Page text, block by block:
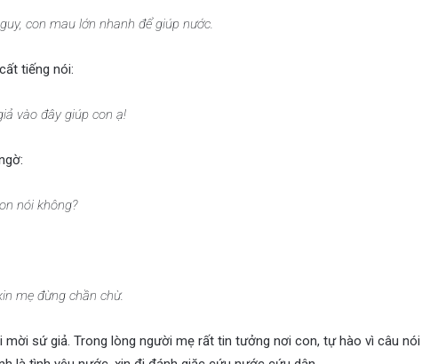
con mau lớn nhanh để giúp nước.
tiếng nói:
vào đây giúp con ạ!
nói không?
mẹ đừng chần chừ.
mời sứ giả. Trong lòng người mẹ rất tin tưởng nơi con, tự hào vì câu nói